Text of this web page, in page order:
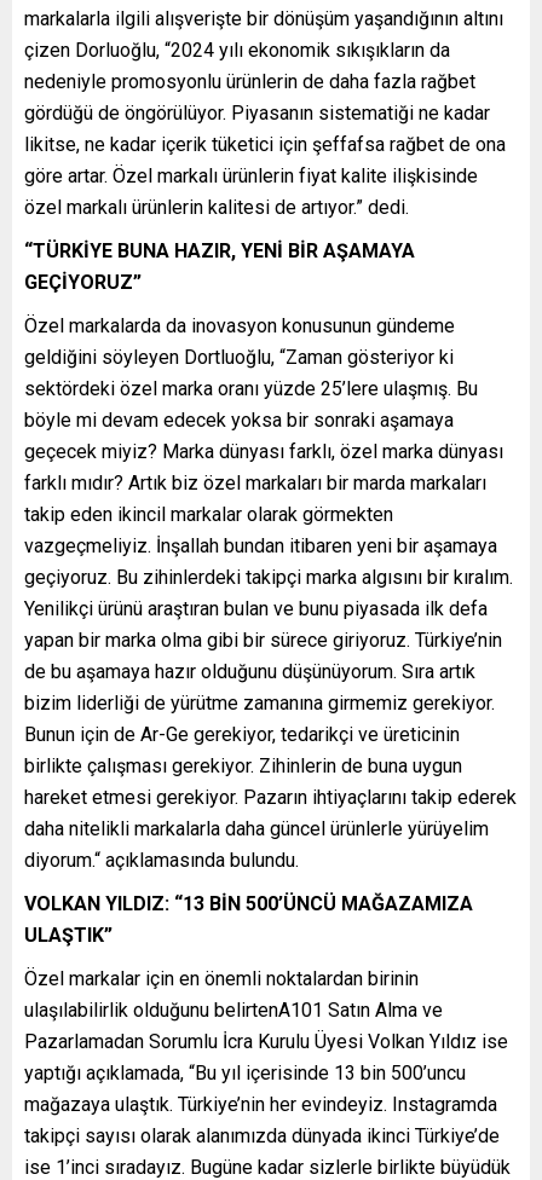
markalarla ilgili alışverişte bir dönüşüm yaşandığının altını
çizen Dorluoğlu, “2024 yılı ekonomik sıkışıkların da
nedeniyle promosyonlu ürünlerin de daha fazla rağbet
gördüğü de öngörülüyor. Piyasanın sistematiği ne kadar
likitse, ne kadar içerik tüketici için şeffafsa rağbet de ona
göre artar. Özel markalı ürünlerin fiyat kalite ilişkisinde
özel markalı ürünlerin kalitesi de artıyor.” dedi.
“TÜRKİYE BUNA HAZIR, YENİ BİR AŞAMAYA
GEÇİYORUZ”
Özel markalarda da inovasyon konusunun gündeme
geldiğini söyleyen Dortluoğlu, “Zaman gösteriyor ki
sektördeki özel marka oranı yüzde 25’lere ulaşmış. Bu
böyle mi devam edecek yoksa bir sonraki aşamaya
geçecek miyiz? Marka dünyası farklı, özel marka dünyası
farklı mıdır? Artık biz özel markaları bir marda markaları
takip eden ikincil markalar olarak görmekten
vazgeçmeliyiz. İnşallah bundan itibaren yeni bir aşamaya
geçiyoruz. Bu zihinlerdeki takipçi marka algısını bir kıralım.
Yenilikçi ürünü araştıran bulan ve bunu piyasada ilk defa
yapan bir marka olma gibi bir sürece giriyoruz. Türkiye’nin
de bu aşamaya hazır olduğunu düşünüyorum. Sıra artık
bizim liderliği de yürütme zamanına girmemiz gerekiyor.
Bunun için de Ar-Ge gerekiyor, tedarikçi ve üreticinin
birlikte çalışması gerekiyor. Zihinlerin de buna uygun
hareket etmesi gerekiyor. Pazarın ihtiyaçlarını takip ederek
daha nitelikli markalarla daha güncel ürünlerle yürüyelim
diyorum.“ açıklamasında bulundu.
VOLKAN YILDIZ: “13 BİN 500’ÜNCÜ MAĞAZAMIZA
ULAŞTIK”
Özel markalar için en önemli noktalardan birinin
ulaşılabilirlik olduğunu belirtenA101 Satın Alma ve
Pazarlamadan Sorumlu İcra Kurulu Üyesi Volkan Yıldız ise
yaptığı açıklamada, “Bu yıl içerisinde 13 bin 500’uncu
mağazaya ulaştık. Türkiye’nin her evindeyiz. Instagramda
takipçi sayısı olarak alanımızda dünyada ikinci Türkiye’de
ise 1’inci sıradayız. Bugüne kadar sizlerle birlikte büyüdük